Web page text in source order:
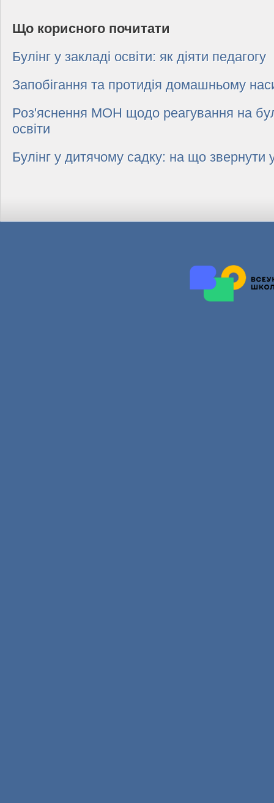
Що корисного почитати
Булінг у закладі освіти: як діяти педагогу
Запобігання та протидія домашньому
Роз'яснення МОН щодо реагування на
освіти
Булінг у дитячому садку: на що звернути